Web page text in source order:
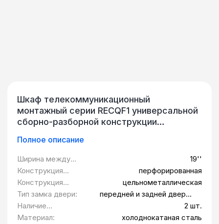
Шкаф телекоммуникационный
монтажный серии RECQF1 универсальной
сборно-разборной конструкции
телекоммуникационного, серверного,
кроссового и другого оборудования
стандарта 19 дюймов (19"), в
соответствии с ГОСТ 28601.2 (МЭК 297-
2). Изделие предназначено для
использования в стационарных условиях
внутри помещений, защищенных от
Полное описание
Ширина между
монтажными
планками:
19''
Конструкция
передней двери:
перфорированная
Конструкция
задней двери:
цельнометаллическая
Тип замка двери:
передней и задней двери -
замок-ручка; боковые панели
Наличие
щеточных вводов
2 шт.
Материал:
холоднокатаная сталь